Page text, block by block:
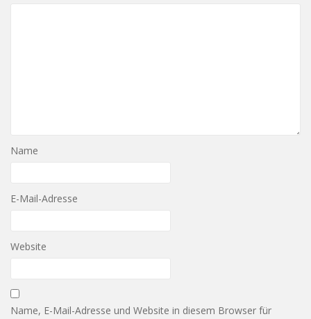
Name
E-Mail-Adresse
Website
Name, E-Mail-Adresse und Website in diesem Browser für